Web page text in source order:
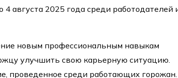
августа 2025 года среди работодателей
новым профессиональным навыкам
улучшить свою карьерную ситуацию.
проведенное среди работающих горожан.